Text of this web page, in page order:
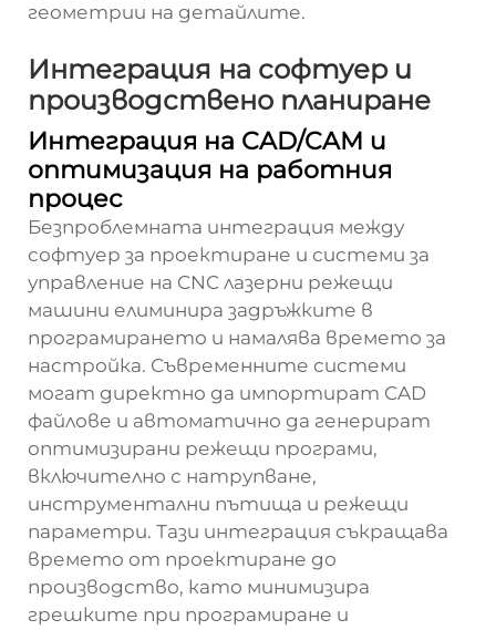
геометрии на детайлите.
Интеграция на софтуер и
производствено планиране
Интеграция на CAD/CAM и
оптимизация на работния
процес
Безпроблемната интеграция между
софтуер за проектиране и системи за
управление на CNC лазерни режещи
машини елиминира задръжките в
програмирането и намалява времето за
настройка. Съвременните системи
могат директно да импортират CAD
файлове и автоматично да генерират
оптимизирани режещи програми,
включително с натрупване,
инструментални пътища и режещи
параметри. Тази интеграция съкращава
времето от проектиране до
производство, като минимизира
грешките при програмиране и